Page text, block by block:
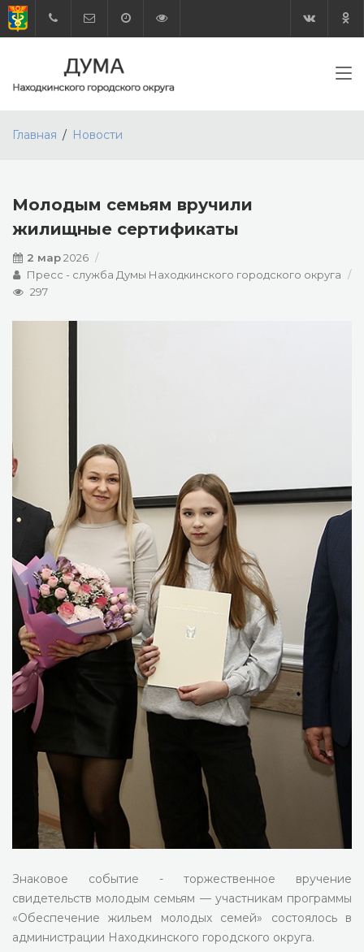
Главная Новости
Молодым семьям вручили
жилищные сертификаты
2 мар2026
Пресс - служба Думы Находкинского городского округа
297
Знаковое событие - торжественное вручение
свидетельств молодым семьям — участникам программы
«Обеспечение жильем молодых семей» состоялось в
администрации Находкинского городского округа.